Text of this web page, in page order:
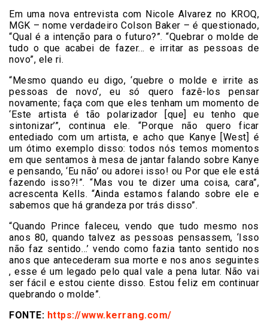
Em uma nova entrevista com Nicole Alvarez no KROQ,
MGK – nome verdadeiro Colson Baker – é questionado,
“Qual é a intenção para o futuro?”. “Quebrar o molde de
tudo o que acabei de fazer… e irritar as pessoas de
novo”, ele ri.
“Mesmo quando eu digo, ‘quebre o molde e irrite as
pessoas de novo’, eu só quero fazê-los pensar
novamente; faça com que eles tenham um momento de
‘Este artista é tão polarizador [que] eu tenho que
sintonizar’”, continua ele. “Porque não quero ficar
entediado com um artista, e acho que Kanye [West] é
um ótimo exemplo disso: todos nós temos momentos
em que sentamos à mesa de jantar falando sobre Kanye
e pensando, ‘Eu não’ ou adorei isso! ou Por que ele está
fazendo isso?!”. “Mas vou te dizer uma coisa, cara”,
acrescenta Kells. “Ainda estamos falando sobre ele e
sabemos que há grandeza por trás disso”.
“Quando Prince faleceu, vendo que tudo mesmo nos
anos 80, quando talvez as pessoas pensassem, ‘Isso
não faz sentido…’ vendo como fazia tanto sentido nos
anos que antecederam sua morte e nos anos seguintes
, esse é um legado pelo qual vale a pena lutar. Não vai
ser fácil e estou ciente disso. Estou feliz em continuar
quebrando o molde”.
FONTE: https://www.kerrang.com/